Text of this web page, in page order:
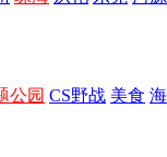
公园 CS野战 美食